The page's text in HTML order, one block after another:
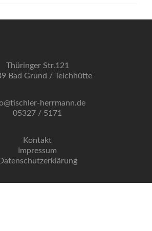
Thüringer Str.121
Bad Grund / Teichhütte
herrmann.de
05327 / 5171
Kontakt
Impressum
Datenschutzerklärung